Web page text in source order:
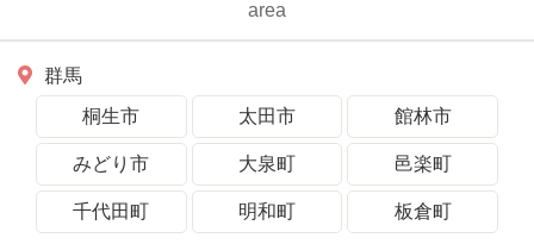
area
群馬
桐生市
太田市 館林市
みどり市 大泉町 邑楽町
千代田町 明和町 板倉町